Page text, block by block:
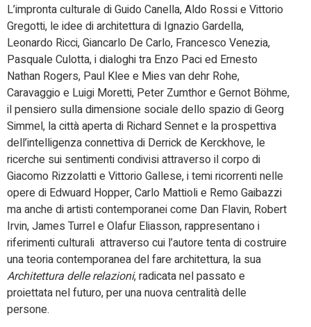
L’impronta culturale di Guido Canella, Aldo Rossi e Vittorio
Gregotti, le idee di architettura di Ignazio Gardella,
Leonardo Ricci, Giancarlo De Carlo, Francesco Venezia,
Pasquale Culotta, i dialoghi tra Enzo Paci ed Ernesto
Nathan Rogers, Paul Klee e Mies van dehr Rohe,
Caravaggio e Luigi Moretti, Peter Zumthor e Gernot Böhme,
il pensiero sulla dimensione sociale dello spazio di Georg
Simmel, la città aperta di Richard Sennet e la prospettiva
dell’intelligenza connettiva di Derrick de Kerckhove, le
ricerche sui sentimenti condivisi attraverso il corpo di
Giacomo Rizzolatti e Vittorio Gallese, i temi ricorrenti nelle
opere di Edwuard Hopper, Carlo Mattioli e Remo Gaibazzi
ma anche di artisti contemporanei come Dan Flavin, Robert
Irvin, James Turrel e Olafur Eliasson, rappresentano i
riferimenti culturali attraverso cui l’autore tenta di costruire
una teoria contemporanea del fare architettura, la sua
Architettura delle relazioni, radicata nel passato e
proiettata nel futuro, per una nuova centralità delle
persone.